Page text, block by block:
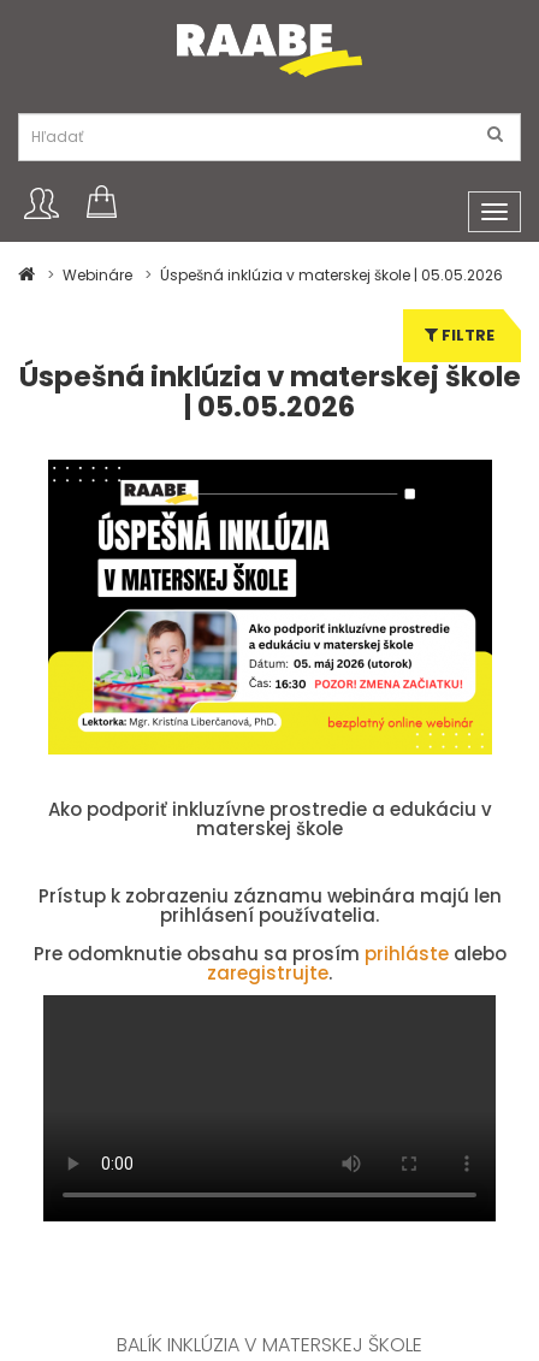
Webináre
Úspešná inklúzia v materskej škole | 05.05.2026
FILTRE
Úspešná inklúzia v materskej škole
| 05.05.2026
Ako podporiť inkluzívne prostredie a edukáciu v
materskej škole
Prístup k zobrazeniu záznamu webinára majú len
prihlásení používatelia.
Pre odomknutie obsahu sa prosím prihlástealebo
zaregistrujte.
BALÍK INKLÚZIA V MATERSKEJ ŠKOLE